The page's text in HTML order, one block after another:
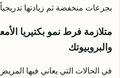
بجرعات منخفضة ثم زيادتها تدريجياً.
والبروبيوتك
في الحالات التي يعاني فيها